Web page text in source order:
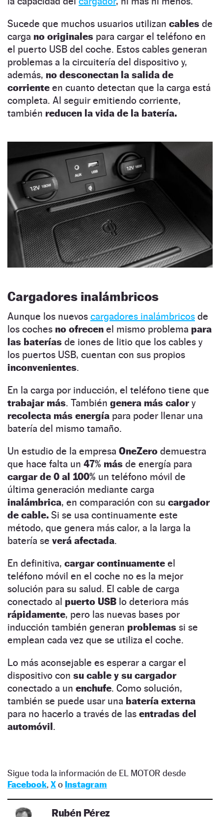
Sucede que muchos usuarios utilizan cables de
carga no originales para cargar el teléfono en
el puerto USB del coche. Estos cables generan
problemas a la circuitería del dispositivo y,
además, no desconectan la salida de
corriente en cuanto detectan que la carga está
completa. Al seguir emitiendo corriente,
también reducen la vida de la batería.
Cargadores inalámbricos
Aunque los nuevos cargadores inalámbricos de
los coches no ofrecen el mismo problema para
las baterías de iones de litio que los cables y
los puertos USB, cuentan con sus propios
inconvenientes.
En la carga por inducción, el teléfono tiene que
trabajar más. También genera más calory
recolecta más energía para poder llenar una
batería del mismo tamaño.
Un estudio de la empresa OneZero demuestra
que hace falta un 47% más de energía para
cargar de 0 al 100% un teléfono móvil de
última generación mediante carga
inalámbrica, en comparación con su cargador
de cable. Si se usa continuamente este
método, que genera más calor, a la larga la
batería se verá afectada.
En definitiva, cargar continuamente el
teléfono móvil en el coche no es la mejor
solución para su salud. El cable de carga
conectado al puerto USB lo deteriora más
rápidamente, pero las nuevas bases por
inducción también generan problemas si se
emplean cada vez que se utiliza el coche.
Lo más aconsejable es esperar a cargar el
dispositivo con su cable y su cargador
conectado a un enchufe. Como solución,
también se puede usar una batería externa
para no hacerlo a través de las entradas del
automóvil.
Sigue toda la información de EL MOTOR desde
Facebook, Xo Instagram
Rubén Pérez